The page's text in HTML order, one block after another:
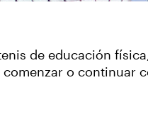
de educación
o continuar